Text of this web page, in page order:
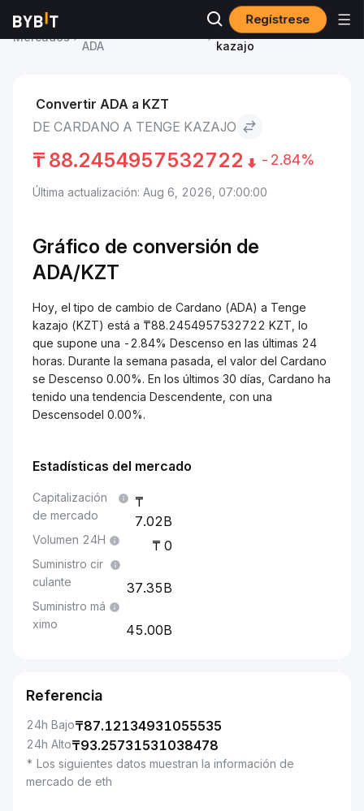
Regístrese
Mercados
ADA
Cardano to Tenge
kazajo
Convertir ADA a KZT
DE CARDANO A TENGE KAZAJO
₸ 88.2454957532722 -2.84%
Última actualización: Aug 6, 2026, 07:00:00
Gráfico de conversión de
ADA/KZT
Hoy, el tipo de cambio de Cardano (ADA) a Tenge
kazajo (KZT) está a ₸88.2454957532722 KZT, lo
que supone una -2.84% Descenso en las últimas 24
horas. Durante la semana pasada, el valor del Cardano
se Descenso 0.00%. En los últimos 30 días, Cardano ha
tenido una tendencia Descendente, con una
Descensodel 0.00%.
Estadísticas del mercado
Capitalización
de mercado
7.02B
Volumen 24H 0
Suministro cir
culante
37.35B
Suministro má
ximo
45.00B
Referencia
24h Bajo₸87.12134931055535
24h Alto₸93.25731531038478
* Los siguientes datos muestran la información de
mercado de eth